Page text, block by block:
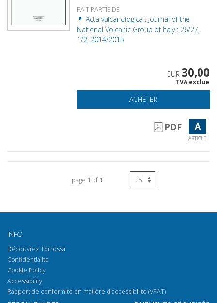
FAIT PARTIE DE
Acta vulcanologica : Journal of the
National Volcanic Group of Italy : 26/27,
1/2, 2014/2015
EUR 30,00
TVA exclue
ACHETER
PDF A
ARTICLE
page 1 of 1
INFO
Découvrez Torrossa
Confidentialité
Cookie Policy
Accessibility
Rapport de conformité en matière d'accessibilité (VPAT)